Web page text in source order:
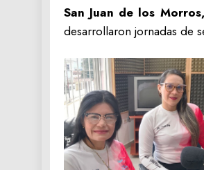
San Juan de los
desarrollaron jornadas de